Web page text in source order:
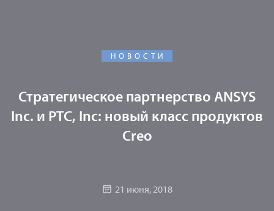
НОВОСТИ
Стратегическое партнерство ANSYS
Inc. и PTC, Inc: новый класс продуктов
Creo
21 июня, 2018